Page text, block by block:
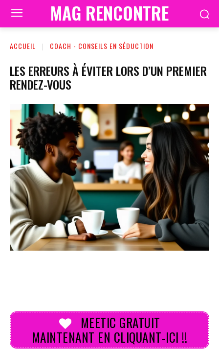
MAG RENCONTRE
ACCUEIL COACH - CONSEILS EN SÉDUCTION
LES ERREURS À ÉVITER LORS D’UN PREMIER
RENDEZ-VOUS
MEETIC GRATUIT
MAINTENANT EN CLIQUANT-ICI !!